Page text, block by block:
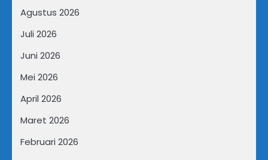
Agustus 2026
Juli 2026
Juni 2026
Mei 2026
April 2026
Maret 2026
Februari 2026